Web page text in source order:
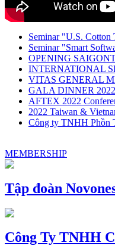
Seminar "U.S. Cotton
Seminar "Smart
OPENING
INTERNATIONAL
VITAS GENERAL
GALA DINNER
AFTEX 2022
2022 Taiwan &
Công ty TNHH Phồn
MEMBERSHIP
Tập đoàn
Công Ty TNHH